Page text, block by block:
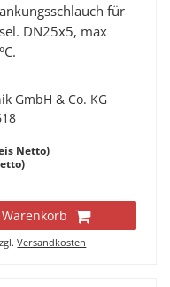
für
DN25x5, max
GmbH & Co. KG
Netto)
Versandkosten